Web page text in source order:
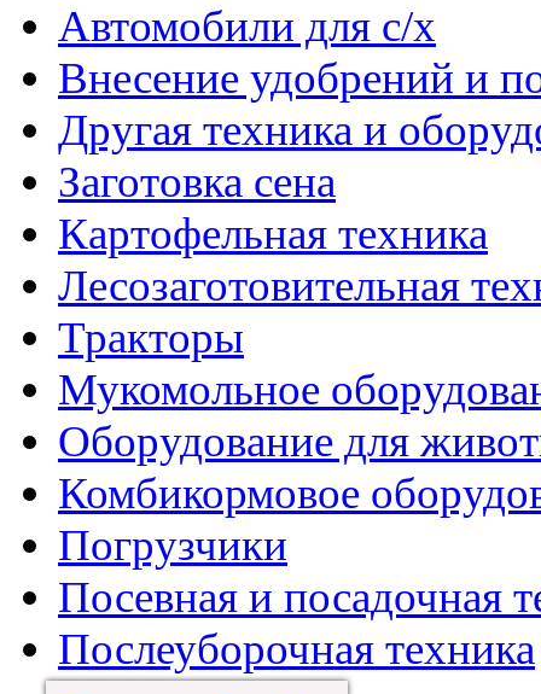
Автомобили для с/х
Внесение удобрений и
Другая техника и
Заготовка сена
Картофельная техника
Лесозаготовительная
Тракторы
Мукомольное
Оборудование для
Комбикормовое
Погрузчики
Посевная и посадочная
Послеуборочная техника